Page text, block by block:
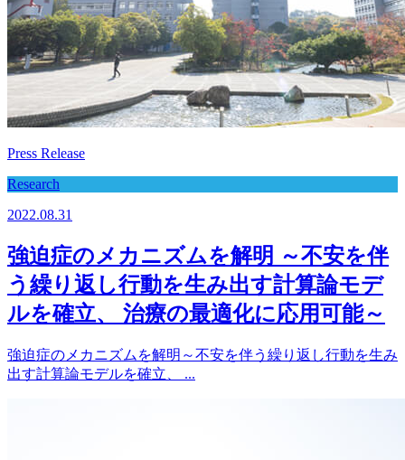
Press Release
Research
2022.08.31
強迫症のメカニズムを解明 ～不安を伴
う繰り返し行動を生み出す計算論モデ
ルを確立、 治療の最適化に応用可能～
強迫症のメカニズムを解明～不安を伴う繰り返し行動を生み
出す計算論モデルを確立、 ...